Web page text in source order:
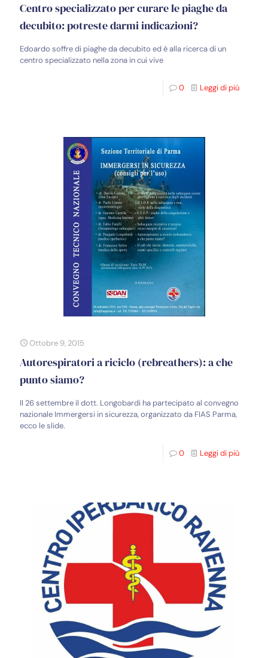
Centro specializzato per curare le piaghe da
decubito: potreste darmi indicazioni?
Edoardo soffre di piaghe da decubito ed è alla ricerca di un
centro specializzato nella zona in cui vive
0 Leggi di più
Ottobre 9, 2015
Autorespiratori a riciclo (rebreathers): a che
punto siamo?
Il 26 settembre il dott. Longobardi ha partecipato al convegno
nazionale Immergersi in sicurezza, organizzato da FIAS Parma,
ecco le slide.
0 Leggi di più